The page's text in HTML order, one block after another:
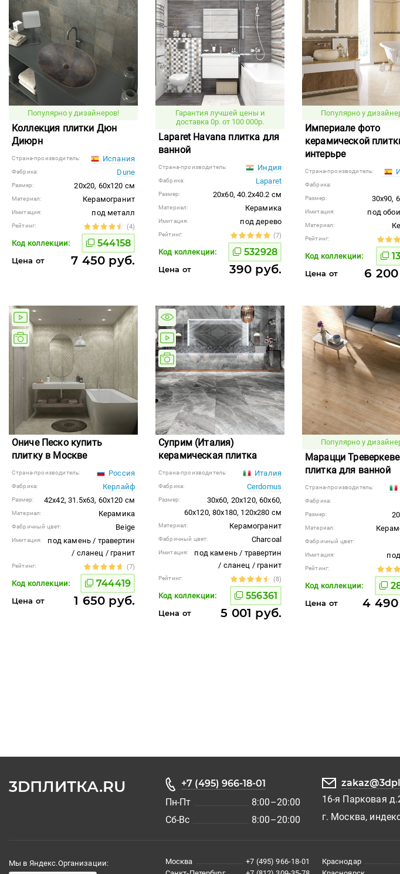
Популярно у дизайнеров!
Коллекция плитки Дюн
Диюрн
Страна-производитель: Испания
Фабрика: Dune
Размер: 20x20, 60x120 см
Материал: Керамогранит
Имитация: под металл
Рейтинг: (4)
Код коллекции: 544158
Цена от 7 450 руб.
Гарантия лучшей цены и
доставка 0р. от 100 000р.
Laparet Havana плитка для
ванной
Страна-производитель: Индия
Фабрика: Laparet
Размер: 20x60, 40.2x40.2 см
Материал: Керамика
Имитация: под дерево
Рейтинг: (7)
Код коллекции: 532928
Цена от 390 руб.
Популярно у
Империале фото
керамической
интерьре
Страна-производитель:
Фабрика:
Размер: 30x90,
Имитация: под
Материал:
Рейтинг:
Код коллекции:
Цена от 6
Ониче Песко купить
плитку в Москве
Страна-производитель: Россия
Фабрика: Керлайф
Размер: 42x42, 31.5x63, 60x120 см
Материал: Керамика
Фабричный цвет: Beige
Имитация:
под камень / травертин
/ сланец / гранит
Рейтинг: (7)
Код коллекции: 744419
Цена от 1 650 руб.
Суприм (Италия)
керамическая плитка
Страна-производитель: Италия
Фабрика: Cerdomus
Размер:
30x60, 20x120, 60x60,
60x120, 80x180, 120x280 см
Материал: Керамогранит
Фабричный цвет: Charcoal
Имитация:
под камень / травертин
/ сланец / гранит
Рейтинг: (8)
Код коллекции: 556361
Цена от 5 001 руб.
Популярно у
Марацци
плитка для ванной
Страна-производитель:
Фабрика:
Размер:
Материал:
Фабричный цвет:
Имитация:
Рейтинг:
Код коллекции:
Цена от 4
3DПЛИТКА.RU
+7 (495) 966-18-01
Пн-Пт
8:00–20:00
Сб-Вс
8:00–20:00
16-я Парковая
г. Москва,
Мы в Яндекс.Организации: Москва
+7 (495) 966-18-01
Краснодар